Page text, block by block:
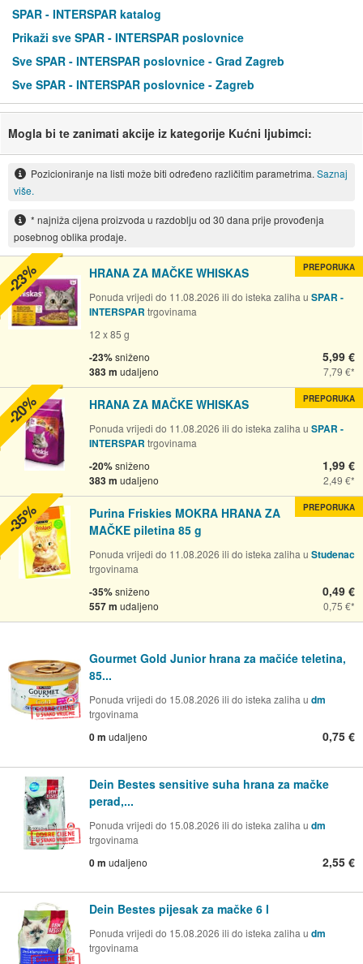
SPAR - INTERSPAR katalog
Prikaži sve SPAR - INTERSPAR poslovnice
Sve SPAR - INTERSPAR poslovnice - Grad Zagreb
Sve SPAR - INTERSPAR poslovnice - Zagreb
Mogla bi te zanimati akcije iz kategorije Kućni ljubimci:
Pozicioniranje na listi može biti određeno različitim parametrima. Saznaj
više.
* najniža cijena proizvoda u razdoblju od 30 dana prije provođenja
posebnog oblika prodaje.
HRANA ZA MAČKE WHISKAS
Ponuda vrijedi do 11.08.2026 ili do isteka zaliha u SPAR -
INTERSPAR trgovinama
12 x 85 g
-23%sniženo
383 m udaljeno
5,99 €
7,79 €
PREPORUKA
-23%
HRANA ZA MAČKE WHISKAS
Ponuda vrijedi do 11.08.2026 ili do isteka zaliha u SPAR -
INTERSPAR trgovinama
-20%sniženo
383 m udaljeno
1,99 €
2,49 €
PREPORUKA
-20%
Purina Friskies MOKRA HRANA ZA
MAČKE piletina 85 g
Ponuda vrijedi do 11.08.2026 ili do isteka zaliha u Studenac
trgovinama
-35%sniženo
557 m udaljeno
0,49 €
0,75 €
PREPORUKA
-35%
Gourmet Gold Junior hrana za mačiće teletina,
85...
Ponuda vrijedi do 15.08.2026 ili do isteka zaliha u dm
trgovinama
0 m udaljeno 0,75 €
Dein Bestes sensitive suha hrana za mačke
perad,...
Ponuda vrijedi do 15.08.2026 ili do isteka zaliha u dm
trgovinama
0 m udaljeno 2,55 €
Dein Bestes pijesak za mačke 6 l
Ponuda vrijedi do 15.08.2026 ili do isteka zaliha u dm
trgovinama